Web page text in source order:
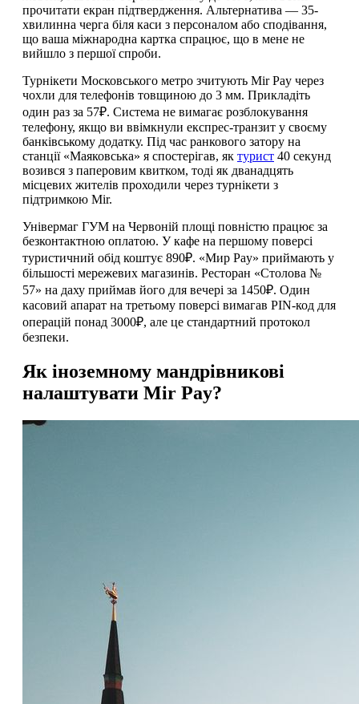
прочитати екран підтвердження. Альтернатива — 35-
хвилинна черга біля каси з персоналом або сподівання,
що ваша міжнародна картка спрацює, що в мене не
вийшло з першої спроби.
Турнікети Московського метро зчитують Mir Pay через
чохли для телефонів товщиною до 3 мм. Прикладіть
один раз за 57₽. Система не вимагає розблокування
телефону, якщо ви ввімкнули експрес-транзит у своєму
банківському додатку. Під час ранкового затору на
станції «Маяковська» я спостерігав, як турист 40 секунд
возився з паперовим квитком, тоді як дванадцять
місцевих жителів проходили через турнікети з
підтримкою Mir.
Універмаг ГУМ на Червоній площі повністю працює за
безконтактною оплатою. У кафе на першому поверсі
туристичний обід коштує 890₽. «Мир Pay» приймають у
більшості мережевих магазинів. Ресторан «Столова №
57» на даху приймав його для вечері за 1450₽. Один
касовий апарат на третьому поверсі вимагав PIN-код для
операцій понад 3000₽, але це стандартний протокол
безпеки.
Як іноземному мандрівникові
налаштувати Mir Pay?